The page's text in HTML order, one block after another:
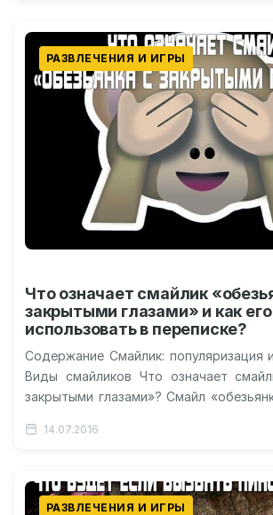
РАЗВЛЕЧЕНИЯ И ИГРЫ
Что означает смайлик
закрытыми глазами» и как его
использовать в переписке?
Содержание Смайлик: популяризация
Виды смайликов Что означает
закрытыми глазами»? Смайл
14.07.2016
РАЗВЛЕЧЕНИЯ И ИГРЫ